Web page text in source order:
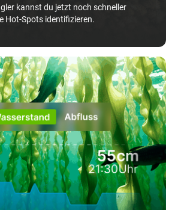
kannst du jetzt noch schneller
Hot-Spots identifizieren.